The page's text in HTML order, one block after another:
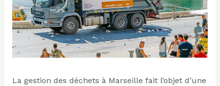
La gestion des déchets à Marseille fait l’objet d’une